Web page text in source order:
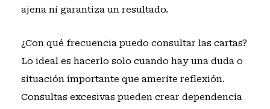
ajena ni garantiza un resultado.
¿Con qué frecuencia puedo consultar las cartas?
Lo ideal es hacerlo solo cuando hay una duda o
situación importante que amerite reflexión.
Consultas excesivas pueden crear dependencia